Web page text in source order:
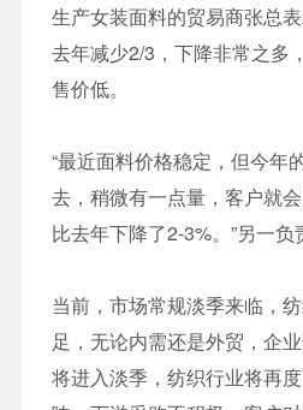
生产女装面料的贸易商张总
去年减少2/3，下降非常之多
售价低。
“最近面料价格稳定，但今年
去，稍微有一点量，客户就
比去年下降了2-3%。”另一负
当前，市场常规淡季来临，
足，无论内需还是外贸，企
将进入淡季，纺织行业将再